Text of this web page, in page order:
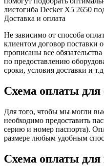
листогиба Decker X5 2650
Доставка и оплата
Не зависимо от способа
клиентом договор поставки
прописаны все
по предоставлению
сроки, условия доставки и
Схема оплаты
Для того, чтобы мы могли
необходимо предоставить
серию и номер паспорта).
размере любым удобным
Схема оплаты